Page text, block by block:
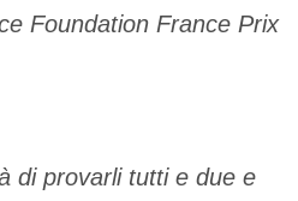
Foundation France Prix
di provarli tutti e due e